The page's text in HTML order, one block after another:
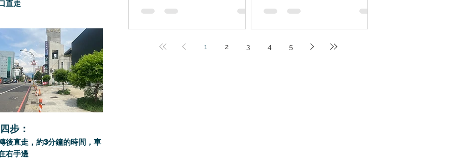
步：
後直走，約3分鐘的時間，車
右手邊
直走
1 2 3 4 5